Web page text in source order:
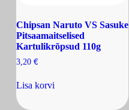
Chipsan Naruto VS Sasuke
Pitsaamaitselised
Kartulikrõpsud 110g
3,20 €
Lisa korvi